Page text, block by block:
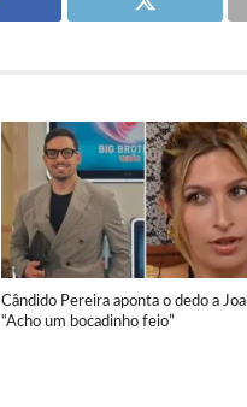
Cândido Pereira aponta o dedo a
“Acho um bocadinho feio”